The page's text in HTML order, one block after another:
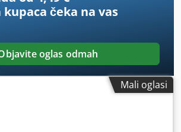
kupaca čeka na vas
oglas odmah
Mali oglasi